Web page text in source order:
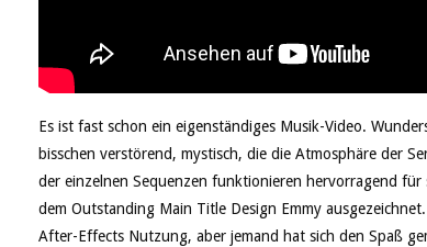
Es ist fast schon ein eigenständiges Musik-Video.
bisschen verstörend, mystisch, die die Atmosphäre der
der einzelnen Sequenzen funktionieren hervorragend
dem Outstanding Main Title Design Emmy
After-Effects Nutzung, aber jemand hat sich den Spaß